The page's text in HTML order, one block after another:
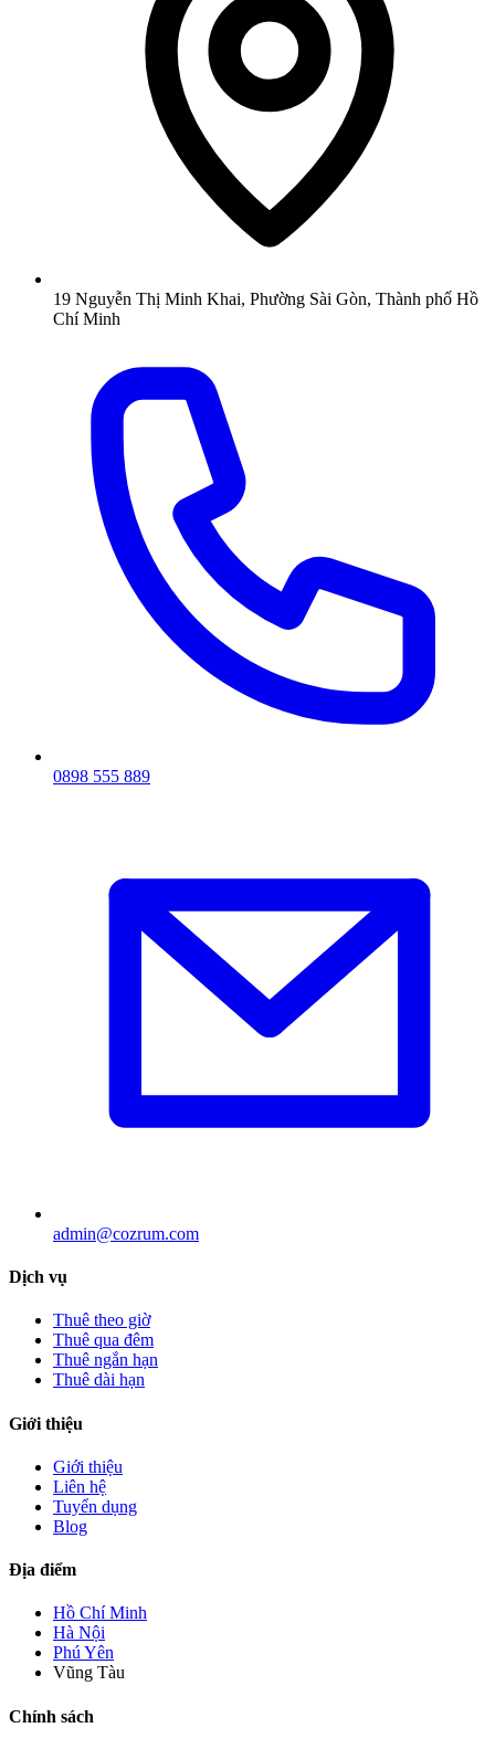
19 Nguyễn Thị Minh Khai, Phường Sài Gòn, Thành phố Hồ
Chí Minh
0898 555 889
admin@cozrum.com
Dịch vụ
Thuê theo giờ
Thuê qua đêm
Thuê ngắn hạn
Thuê dài hạn
Giới thiệu
Giới thiệu
Liên hệ
Tuyển dụng
Blog
Địa điểm
Hồ Chí Minh
Hà Nội
Phú Yên
Vũng Tàu
Chính sách